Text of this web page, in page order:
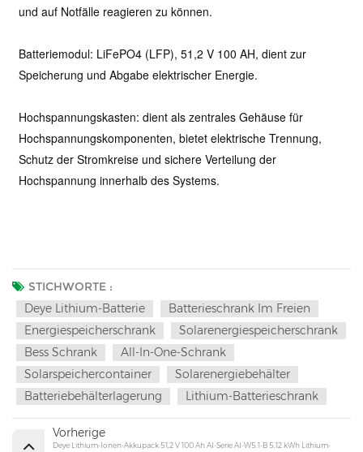
und auf Notfälle reagieren zu können.
Batteriemodul: LiFePO4 (LFP), 51,2 V 100 AH, dient zur
Speicherung und Abgabe elektrischer Energie.
Hochspannungskasten: dient als zentrales Gehäuse für
Hochspannungskomponenten, bietet elektrische Trennung,
Schutz der Stromkreise und sichere Verteilung der
Hochspannung innerhalb des Systems.
STICHWORTE :
Deye Lithium-Batterie
Batterieschrank Im Freien
Energiespeicherschrank
Solarenergiespeicherschrank
Bess Schrank
All-In-One-Schrank
Solarspeichercontainer
Solarenergiebehälter
Batteriebehälterlagerung
Lithium-Batterieschrank
Vorherige
Deye Lithium-Ionen-Akkupack 51,2 V 100 Ah AI-Serie AI-W5.1-B 5,12 kWh Lithium-